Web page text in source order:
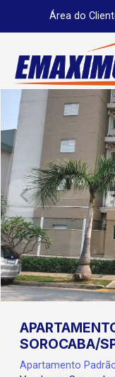
Área do
SOROCABA/
Apartamento